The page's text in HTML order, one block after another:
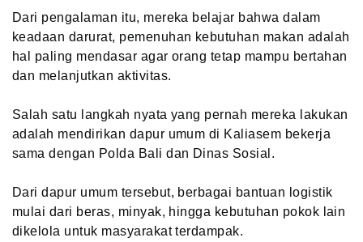
Dari pengalaman itu, mereka belajar bahwa dalam
keadaan darurat, pemenuhan kebutuhan makan adalah
hal paling mendasar agar orang tetap mampu bertahan
dan melanjutkan aktivitas.
Salah satu langkah nyata yang pernah mereka lakukan
adalah mendirikan dapur umum di Kaliasem bekerja
sama dengan Polda Bali dan Dinas Sosial.
Dari dapur umum tersebut, berbagai bantuan logistik
mulai dari beras, minyak, hingga kebutuhan pokok lain
dikelola untuk masyarakat terdampak.